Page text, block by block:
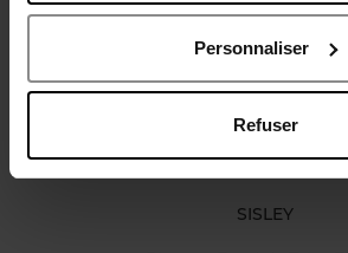
Personnaliser
Refuser
SISLEY